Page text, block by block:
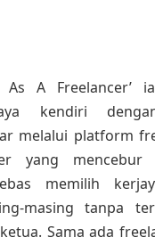
As A Freelancer’
kendiri
melalui platform
yang
memilih
masing tanpa
Sama ada